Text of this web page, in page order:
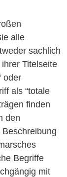
alle
sachlich
Titelseite
oder
als “totale
finden
den
Begriffe
mit